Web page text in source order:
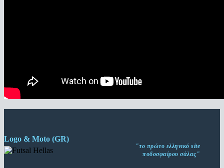
Logo & Moto (GR)
"το πρώτο ελληνικό site
ποδοσφαίρου σάλας"